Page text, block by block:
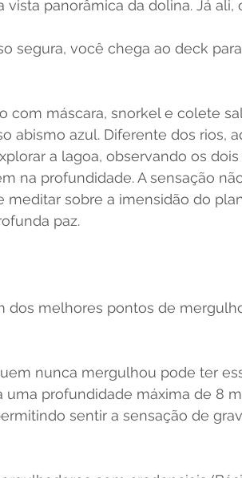
panorâmica da dolina. Já ali,
segura, você chega ao deck
com máscara, snorkel e colete
abismo azul. Diferente dos rios,
a lagoa, observando os
na profundidade. A sensação
meditar sobre a imensidão do
paz.
dos melhores pontos de
nunca mergulhou pode ter
uma profundidade máxima de 8
sentir a sensação de